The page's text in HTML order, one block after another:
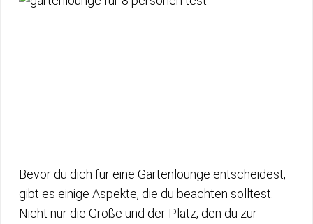
Bevor du dich für eine Gartenlounge entscheidest,
gibt es einige Aspekte, die du beachten solltest.
Nicht nur die Größe und der Platz, den du zur